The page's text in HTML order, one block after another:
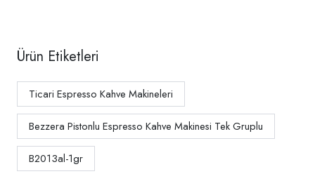
Ürün Etiketleri
Ticari Espresso Kahve Makineleri
Bezzera Pistonlu Espresso Kahve Makinesi Tek Gruplu
B2013al-1gr